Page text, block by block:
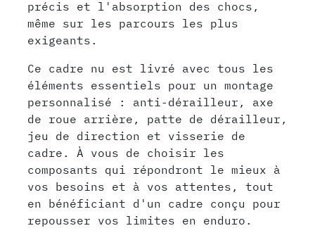
précis et l'absorption des chocs,
même sur les parcours les plus
exigeants.
Ce cadre nu est livré avec tous les
éléments essentiels pour un montage
personnalisé : anti-dérailleur, axe
de roue arrière, patte de dérailleur,
jeu de direction et visserie de
cadre. À vous de choisir les
composants qui répondront le mieux à
vos besoins et à vos attentes, tout
en bénéficiant d'un cadre conçu pour
repousser vos limites en enduro.